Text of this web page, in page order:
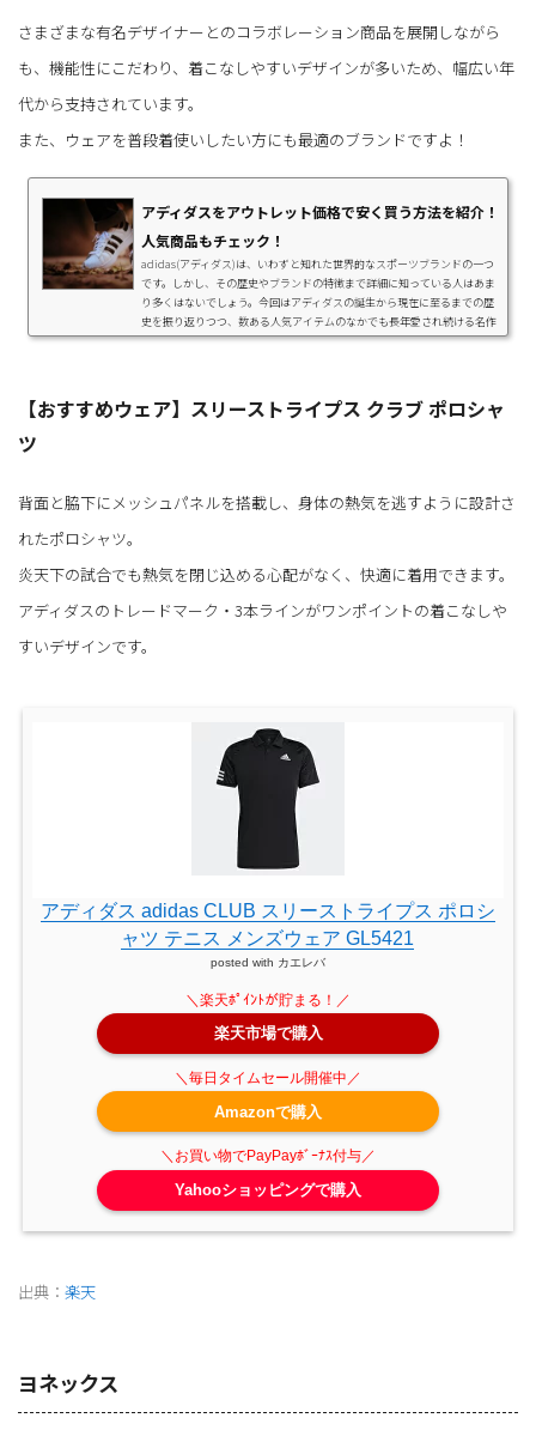
さまざまな有名デザイナーとのコラボレーション商品を展開しながら
も、機能性にこだわり、着こなしやすいデザインが多いため、幅広い年
代から支持されています。
また、ウェアを普段着使いしたい方にも最適のブランドですよ！
アディダスをアウトレット価格で安く買う方法を紹介！
人気商品もチェック！
adidas(アディダス)は、いわずと知れた世界的なスポーツブランドの一つ
です。しかし、その歴史やブランドの特徴まで詳細に知っている人はあま
り多くはないでしょう。今回はアディダスの誕生から現在に至るまでの歴
史を振り返りつつ、数ある人気アイテムのなかでも長年愛され続ける名作
スニーカーたちについて解説してきます。さらに、そんな人気のアディダ
久性や機能性の高さだけではなく、お...
【おすすめウェア】スリーストライプス クラブ ポロシャ
ツ
背面と脇下にメッシュパネルを搭載し、身体の熱気を逃すように設計さ
れたポロシャツ。
炎天下の試合でも熱気を閉じ込める心配がなく、快適に着用できます。
アディダスのトレードマーク・3本ラインがワンポイントの着こなしや
すいデザインです。
アディダス adidas CLUB スリーストライプス ポロシ
ャツ テニス メンズウェア GL5421
posted with カエレバ
楽天市場で購入
Amazonで購入
Yahooショッピングで購入
出典： 楽天
ヨネックス